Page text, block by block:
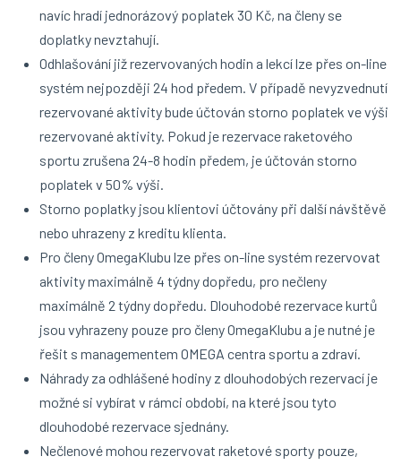
navíc hradí jednorázový poplatek 30 Kč, na členy se
doplatky nevztahují.
Odhlašování již rezervovaných hodin a lekcí lze přes on-line
systém nejpozději 24 hod předem. V případě nevyzvednutí
rezervované aktivity bude účtován storno poplatek ve výši
rezervované aktivity. Pokud je rezervace raketového
sportu zrušena 24-8 hodin předem, je účtován storno
poplatek v 50% výši.
Storno poplatky jsou klientovi účtovány při další návštěvě
nebo uhrazeny z kreditu klienta.
Pro členy OmegaKlubu lze přes on-line systém rezervovat
aktivity maximálně 4 týdny dopředu, pro nečleny
maximálně 2 týdny dopředu. Dlouhodobé rezervace kurtů
jsou vyhrazeny pouze pro členy OmegaKlubu a je nutné je
řešit s managementem OMEGA centra sportu a zdraví.
Náhrady za odhlášené hodiny z dlouhodobých rezervací je
možné si vybírat v rámci období, na které jsou tyto
dlouhodobé rezervace sjednány.
Nečlenové mohou rezervovat raketové sporty pouze,